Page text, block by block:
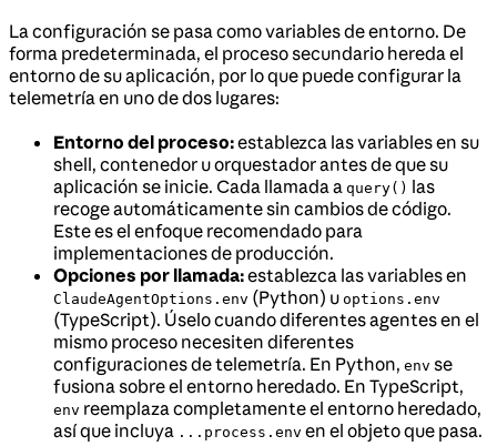
La configuración se pasa como variables de entorno. De
forma predeterminada, el proceso secundario hereda el
entorno de su aplicación, por lo que puede configurar la
telemetría en uno de dos lugares:
Entorno del proceso:establezca las variables en su
shell, contenedor u orquestador antes de que su
aplicación se inicie. Cada llamada a query() las
recoge automáticamente sin cambios de código.
Este es el enfoque recomendado para
implementaciones de producción.
Opciones por llamada:establezca las variables en
ClaudeAgentOptions.env (Python) u options.env
(TypeScript). Úselo cuando diferentes agentes en el
mismo proceso necesiten diferentes
configuraciones de telemetría. En Python, env se
fusiona sobre el entorno heredado. En TypeScript,
env reemplaza completamente el entorno heredado,
así que incluya ...process.env en el objeto que pasa.